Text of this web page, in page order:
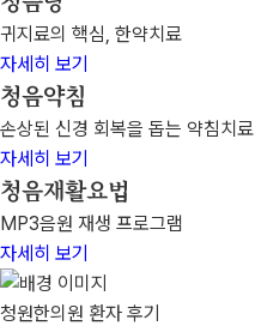
귀지료의 핵심, 한약치료
자세히 보기
청음약침
손상된 신경 회복을 돕는 약침치료
자세히 보기
청음재활요법
MP3음원 재생 프로그램
자세히 보기
청원한의원 환자 후기